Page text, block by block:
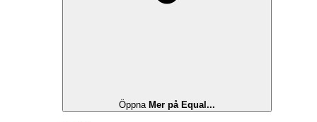
Öppna Mer på Equal...